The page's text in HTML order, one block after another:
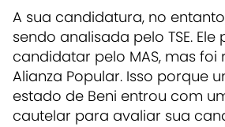
A sua candidatura, no
sendo analisada pelo TSE.
candidatar pelo MAS, mas foi
Alianza Popular. Isso porque
estado de Beni entrou com
cautelar para avaliar sua